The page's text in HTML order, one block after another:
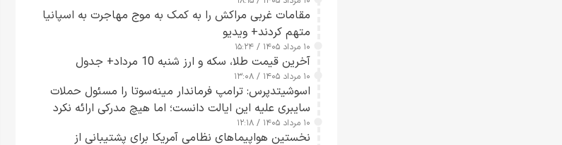
مقامات غربی مراکش را به کمک به موج مهاجرت به اسپانیا
متهم کردند+ ویدیو
۱۰ مرداد ۱۴۰۵ / ۱۵:۲۴
آخرین قیمت طلا، سکه و ارز شنبه 10 مرداد+ جدول
۱۰ مرداد ۱۴۰۵ / ۱۳:۰۸
اسوشیتدپرس: ترامپ فرماندار مینه‌سوتا را مسئول حملات
سایبری علیه این ایالت دانست؛ اما هیچ مدرکی ارائه نکرد
۱۰ مرداد ۱۴۰۵ / ۱۲:۱۸
نخستین هواپیماهای نظامی آمریکا برای پشتیبانی از